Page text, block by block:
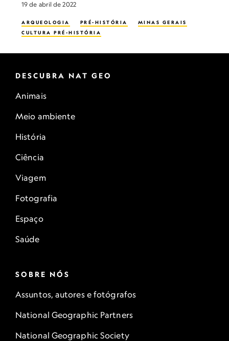
19 de abril de 2022
ARQUEOLOGIA PRÉ-HISTÓRIA
MINAS GERAIS
CULTURA PRÉ-HISTÓRIA
DESCUBRA NAT GEO
Animais
Meio ambiente
História
Ciência
Viagem
Fotografia
Espaço
Saúde
SOBRE NÓS
Assuntos, autores e fotógrafos
National Geographic Partners
National Geographic Society